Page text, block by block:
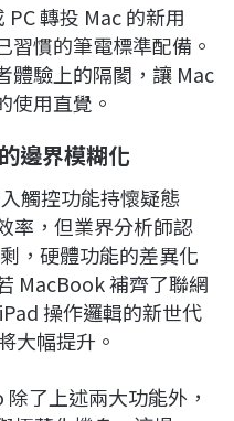
轉投 Mac 的新用
習慣的筆電標準配備。
體驗上的隔閡，讓 Mac
使用直覺。
邊界模糊化
觸控功能持懷疑態
率，但業界分析師認
，硬體功能的差異化
MacBook 補齊了聯網
操作邏輯的新世代
大幅提升。
了上述兩大功能外，